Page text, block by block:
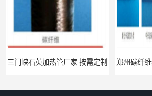
三门峡石英加热管厂家 按需定制